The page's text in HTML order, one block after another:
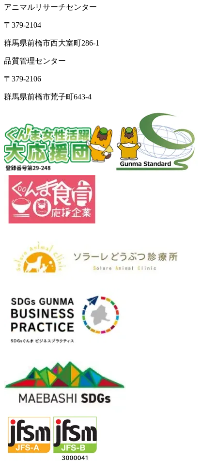
アニマルリサーチセンター
〒379-2104
群馬県前橋市西大室町286-1
品質管理センター
〒379-2106
群馬県前橋市荒子町643-4